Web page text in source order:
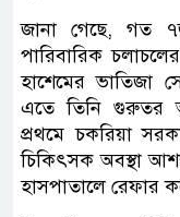
জানা গেছে, গত
পারিবারিক
হাশেমের ভাতিজা
এতে তিনি গুরুতর
প্রথমে চকরিয়া
চিকিৎসক অবস্থা
হাসপাতালে রেফার